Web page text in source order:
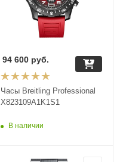
Часы Breitling Professional
X823109A1K1S1
В наличии
94 600руб.